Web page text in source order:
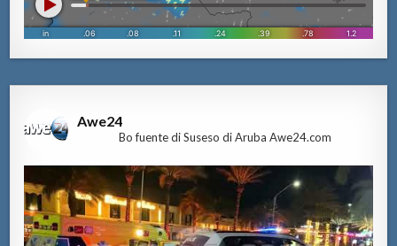
Awe24
Bo fuente di Suseso di Aruba Awe24.com